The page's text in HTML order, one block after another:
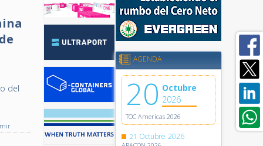
del
AGENDA
20 Octubre
2026
TOC Americas 2026
21 Octubre 2026